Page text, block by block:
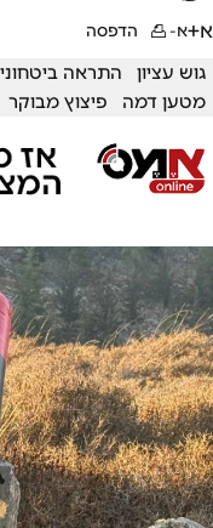
א+א- הדפסה
גוש עציון התראה
מטען דמה
פיצוץ מבוקר